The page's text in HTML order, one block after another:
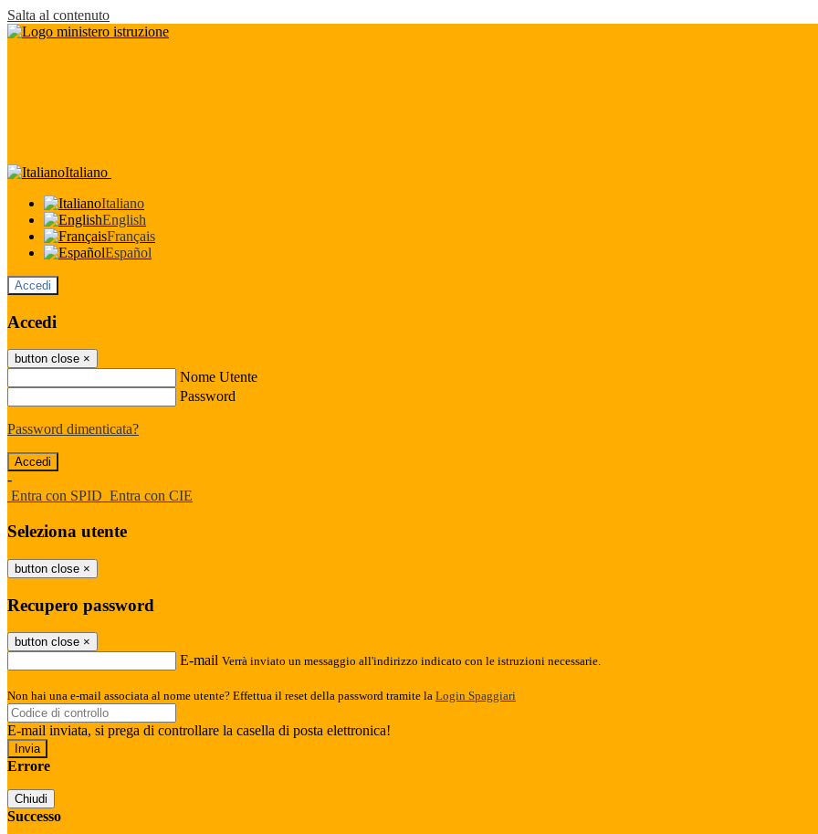
Salta al contenuto
Italiano
Italiano
English
Français
Español
Accedi
Accedi
button close ×
Nome Utente
Password
Password dimenticata?
-
Entra con SPID Entra con CIE
Seleziona utente
button close ×
Recupero password
button close ×
E-mail Verrà inviato un messaggio all'indirizzo indicato con le istruzioni necessarie.
Non hai una e-mail associata al nome utente? Effettua il reset della password tramite la Login Spaggiari
E-mail inviata, si prega di controllare la casella di posta elettronica!
Errore
Chiudi
Successo